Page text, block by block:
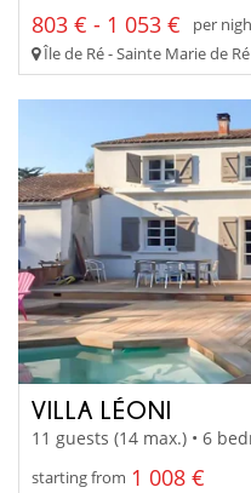
803 € - 1 053 €
per
Île de Ré - Sainte Marie de Ré
VILLA LÉONI
11 guests (14 max.) • 6
starting from 1 008 €